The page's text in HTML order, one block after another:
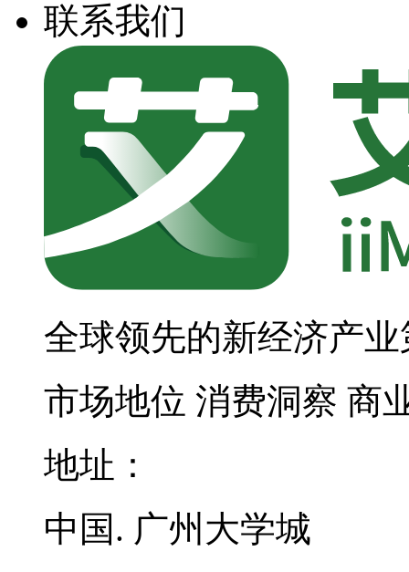
联系我们
全球领先的新经济产
市场地位 消费洞察 商
地址：
中国. 广州大学城